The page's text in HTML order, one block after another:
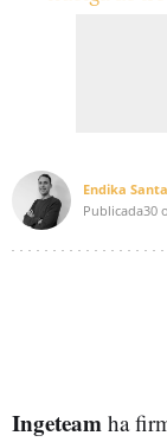
Endika
Publicada30
Ingeteam ha